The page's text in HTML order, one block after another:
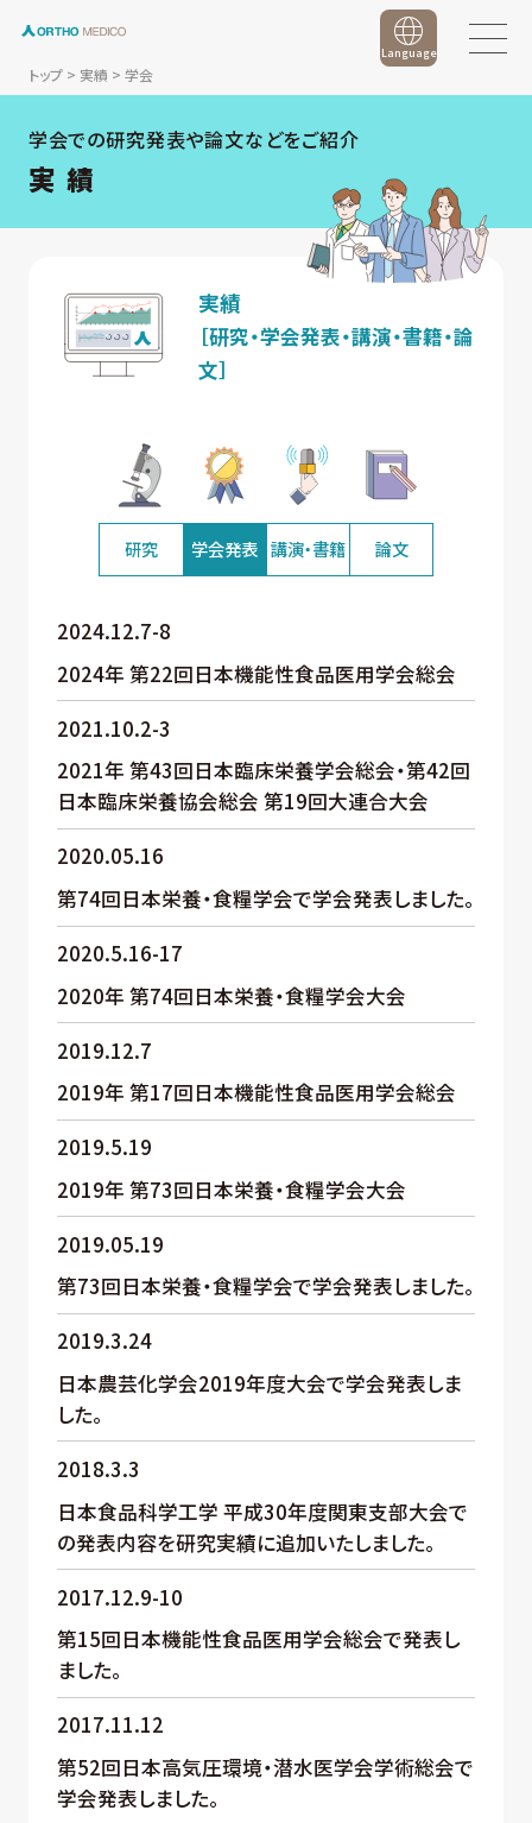
トップ> 実績 > 学会
Language
学会での研究発表や論文などをご紹介
実 績
実績
［研究・学会発表・講演・書籍・論
文］
研究 学会発表 講演・書籍 論文
2024.12.7-8
2024年 第22回日本機能性食品医用学会総会
2021.10.2-3
2021年 第43回日本臨床栄養学会総会・第42回
日本臨床栄養協会総会 第19回大連合大会
2020.05.16
第74回日本栄養・食糧学会で学会発表しました。
2020.5.16-17
2020年 第74回日本栄養・食糧学会大会
2019.12.7
2019年 第17回日本機能性食品医用学会総会
2019.5.19
2019年 第73回日本栄養・食糧学会大会
2019.05.19
第73回日本栄養・食糧学会で学会発表しました。
2019.3.24
日本農芸化学会2019年度大会で学会発表しま
した。
2018.3.3
日本食品科学工学 平成30年度関東支部大会で
の発表内容を研究実績に追加いたしました。
2017.12.9-10
第15回日本機能性食品医用学会総会で発表し
ました。
2017.11.12
第52回日本高気圧環境・潜水医学会学術総会で
学会発表しました。